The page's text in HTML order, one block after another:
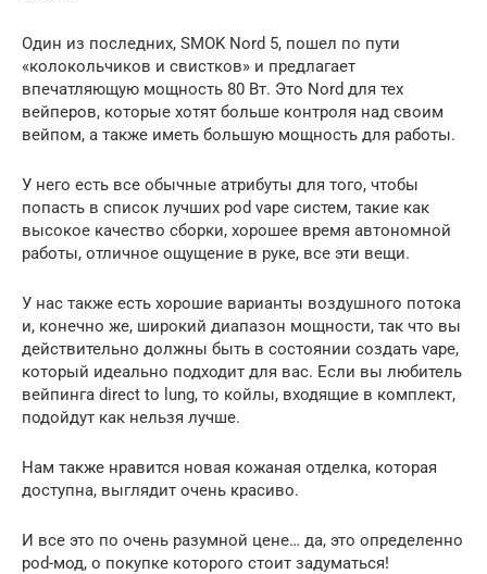
Один из последних, SMOK Nord 5, пошел по пути
«колокольчиков и свистков» и предлагает
впечатляющую мощность 80 Вт. Это Nord для тех
вейперов, которые хотят больше контроля над своим
вейпом, а также иметь большую мощность для работы.
У него есть все обычные атрибуты для того, чтобы
попасть в список лучших pod vape систем, такие как
высокое качество сборки, хорошее время автономной
работы, отличное ощущение в руке, все эти вещи.
У нас также есть хорошие варианты воздушного потока
и, конечно же, широкий диапазон мощности, так что вы
действительно должны быть в состоянии создать vape,
который идеально подходит для вас. Если вы любитель
вейпинга direct to lung, то койлы, входящие в комплект,
подойдут как нельзя лучше.
Нам также нравится новая кожаная отделка, которая
доступна, выглядит очень красиво.
И все это по очень разумной цене… да, это определенно
pod-мод, о покупке которого стоит задуматься!